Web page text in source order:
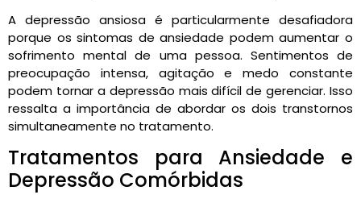
A depressão ansiosa é particularmente desafiadora
porque os sintomas de ansiedade podem aumentar o
sofrimento mental de uma pessoa. Sentimentos de
preocupação intensa, agitação e medo constante
podem tornar a depressão mais difícil de gerenciar. Isso
ressalta a importância de abordar os dois transtornos
simultaneamente no tratamento.
Tratamentos para Ansiedade e
Depressão Comórbidas